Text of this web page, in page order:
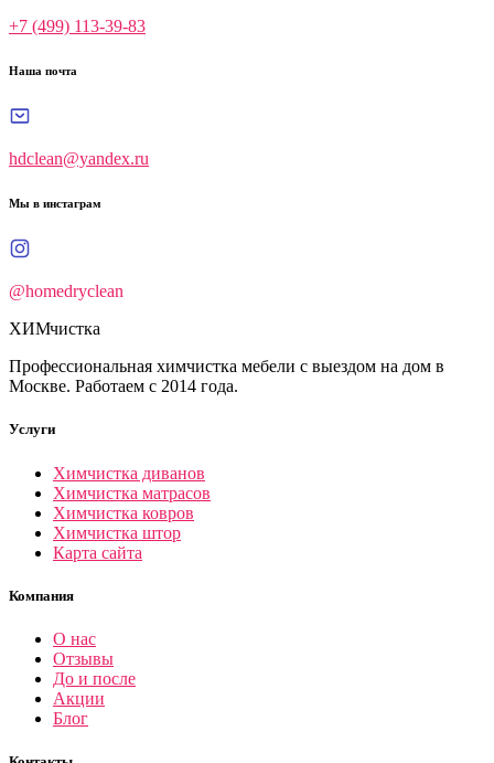
+7 (499) 113-39-83
Наша почта
hdclean@yandex.ru
Мы в инстаграм
@homedryclean
ХИМчистка
Профессиональная химчистка мебели с выездом на дом в
Москве. Работаем с 2014 года.
Услуги
Химчистка диванов
Химчистка матрасов
Химчистка ковров
Химчистка штор
Карта сайта
Компания
О нас
Отзывы
До и после
Акции
Блог